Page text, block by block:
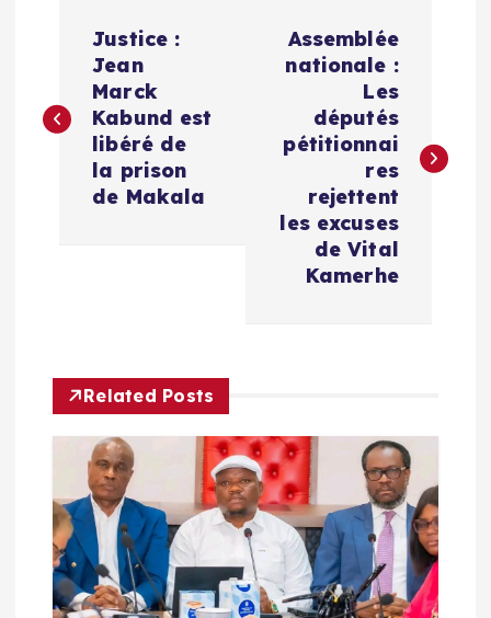
v
o
n
d
Justice :
Jean
Marck
Kabund est
libéré de
la prison
de Makala
Assemblée
nationale :
Les
députés
pétitionnai
res
rejettent
les excuses
de Vital
Kamerhe
Related Posts